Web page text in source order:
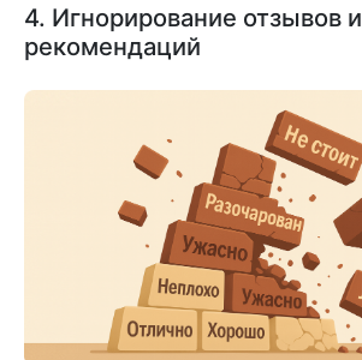
4. Игнорирование отзывов и
рекомендаций